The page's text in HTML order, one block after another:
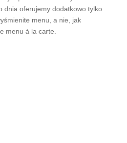
dnia oferujemy dodatkowo tylko
menu, a nie, jak
menu à la carte.